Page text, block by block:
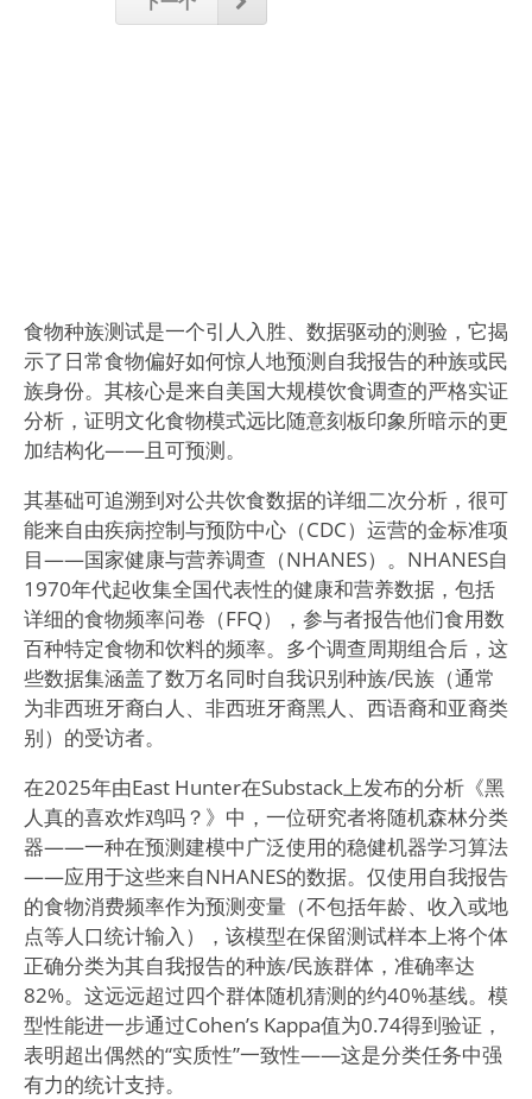
食物种族测试是一个引人入胜、数据驱动的测验，它揭
示了日常食物偏好如何惊人地预测自我报告的种族或民
族身份。其核心是来自美国大规模饮食调查的严格实证
分析，证明文化食物模式远比随意刻板印象所暗示的更
加结构化——且可预测。
其基础可追溯到对公共饮食数据的详细二次分析，很可
能来自由疾病控制与预防中心（CDC）运营的金标准项
目——国家健康与营养调查（NHANES）。NHANES自
1970年代起收集全国代表性的健康和营养数据，包括
详细的食物频率问卷（FFQ），参与者报告他们食用数
百种特定食物和饮料的频率。多个调查周期组合后，这
些数据集涵盖了数万名同时自我识别种族/民族（通常
为非西班牙裔白人、非西班牙裔黑人、西语裔和亚裔类
别）的受访者。
在2025年由East Hunter在Substack上发布的分析《黑
人真的喜欢炸鸡吗？》中，一位研究者将随机森林分类
器——一种在预测建模中广泛使用的稳健机器学习算法
——应用于这些来自NHANES的数据。仅使用自我报告
的食物消费频率作为预测变量（不包括年龄、收入或地
点等人口统计输入），该模型在保留测试样本上将个体
正确分类为其自我报告的种族/民族群体，准确率达
82%。这远远超过四个群体随机猜测的约40%基线。模
型性能进一步通过Cohen’s Kappa值为0.74得到验证，
表明超出偶然的“实质性”一致性——这是分类任务中强
有力的统计支持。